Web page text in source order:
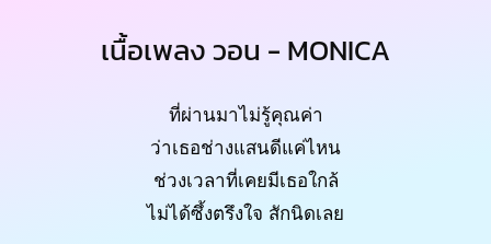
เนื้อเพลง วอน - MONICA
ที่ผ่านมาไม่รู้คุณค่า
ว่าเธอช่างแสนดีแค่ไหน
ช่วงเวลาที่เคยมีเธอใกล้
ไม่ได้ซึ้งตรึงใจ สักนิดเลย